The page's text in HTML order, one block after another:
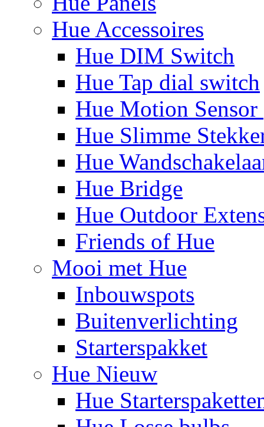
Hue Accessoires
Hue DIM Switch
Hue Tap dial switch
Hue Motion Sensor
Hue Slimme
Hue
Hue Bridge
Hue Outdoor
Friends of Hue
Mooi met Hue
Inbouwspots
Buitenverlichting
Starterspakket
Hue Nieuw
Hue